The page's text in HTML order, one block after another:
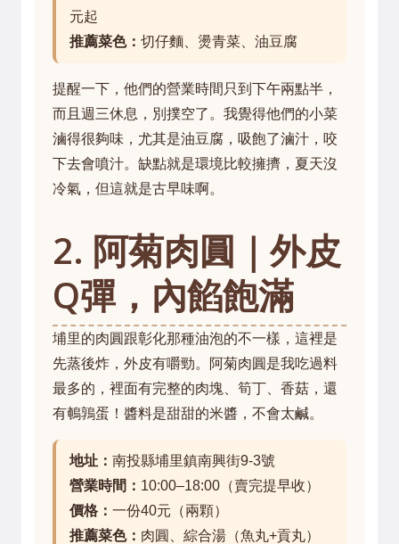
元起
推薦菜色： 切仔麵、燙青菜、油豆腐
提醒一下，他們的營業時間只到下午兩點半，
而且週三休息，別撲空了。我覺得他們的小菜
滷得很夠味，尤其是油豆腐，吸飽了滷汁，咬
下去會噴汁。缺點就是環境比較擁擠，夏天沒
冷氣，但這就是古早味啊。
2. 阿菊肉圓｜外皮
Q彈，內餡飽滿
埔里的肉圓跟彰化那種油泡的不一樣，這裡是
先蒸後炸，外皮有嚼勁。阿菊肉圓是我吃過料
最多的，裡面有完整的肉塊、筍丁、香菇，還
有鵪鶉蛋！醬料是甜甜的米醬，不會太鹹。
地址： 南投縣埔里鎮南興街9-3號
營業時間： 10:00–18:00（賣完提早收）
價格： 一份40元（兩顆）
推薦菜色： 肉圓、綜合湯（魚丸+貢丸）